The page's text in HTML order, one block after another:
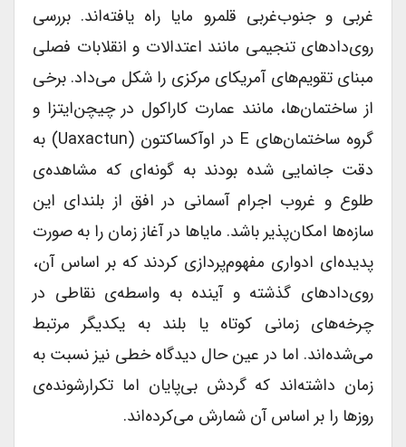
غربی و جنوب‌غربی قلمرو مایا راه یافته‌اند. بررسی
روی‌دادهای تنجیمی مانند اعتدالات و انقلابات فصلی
مبنای تقویم‌های آمریکای مرکزی را شکل می‌داد. برخی
از ساختمان‌ها، مانند عمارت کاراکول در چیچن‌ایتزا و
گروه ساختمان‌های E در اوآکساکتون (Uaxactun) به
دقت جانمایی شده بودند به گونه‌ای که مشاهده‌ی
طلوع و غروب اجرام آسمانی در افق از بلندای این
سازه‌ها امکان‌پذیر باشد. مایاها در آغاز زمان را به صورت
پدیده‌ای ادواری مفهوم‌پردازی کردند که بر اساس آن،
روی‌دادهای گذشته و آینده به واسطه‌ی نقاطی در
چرخه‌های زمانی کوتاه یا بلند به یکدیگر مرتبط
می‌شده‌اند. اما در عین حال دیدگاه خطی نیز نسبت به
زمان داشته‌اند که گردش بی‌پایان اما تکرارشونده‌ی
روزها را بر اساس آن شمارش می‌کرده‌اند.